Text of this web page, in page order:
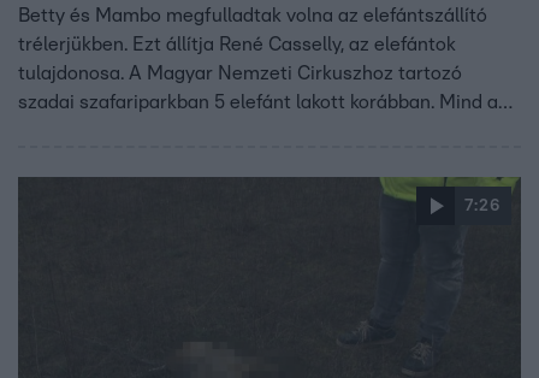
Betty és Mambo megfulladtak volna az elefántszállító
trélerjükben. Ezt állítja René Casselly, az elefántok
tulajdonosa. A Magyar Nemzeti Cirkuszhoz tartozó
szadai szafariparkban 5 elefánt lakott korábban. Mind a
kifejezetten elefántok számára készült, ők is tíz éven át
ebben szállították állataikat, így lehetetlen, hogy ebben
7:26